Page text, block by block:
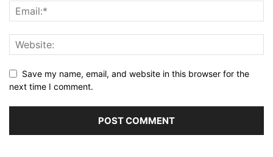
Save my name, email, and website in this browser for the
next time I comment.